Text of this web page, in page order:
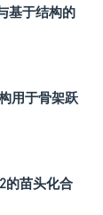
基于结构的
用于骨架跃
的苗头化合